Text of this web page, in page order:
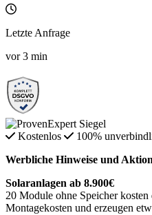
Letzte Anfrage
vor3 min
Kostenlos 100%
Werbliche Hinweise und
Solaranlagen ab 8.900€
20 Module ohne Speicher
Montagekosten und erzeugen